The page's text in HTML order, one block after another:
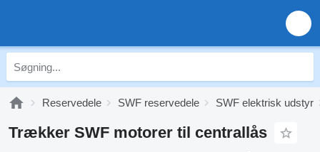
Reservedele SWF reservedele SWF elektrisk udstyr
Trækker SWF motorer til centrallås